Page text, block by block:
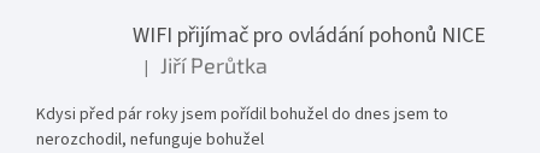
WIFI přijímač pro ovládání pohonů NICE
Hodnocení produktu je 1 z 5 hvězdiček.
| Jiří Perůtka
Kdysi před pár roky jsem pořídil bohužel do dnes jsem to
nerozchodil, nefunguje bohužel